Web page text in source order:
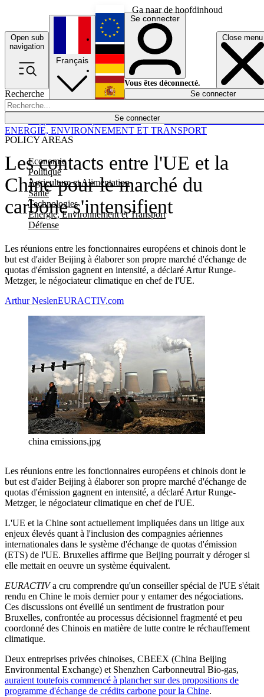
Ga naar de hoofdinhoud
Open sub
navigation
Close menu
Recherche
Se connecter
POLICY AREAS
Economie
Politique
Agriculture et Alimentation
Santé
Technologies
Energie, Environnement et Transport
Défense
Économie
Français
English
Deutsch
Español
Se connecter
Vous êtes déconnecté.
Se connecter
Les contacts entre l'UE et la
Chine pour le marché du
carbone s'intensifient
Les réunions entre les fonctionnaires européens et chinois dont le
but est d'aider Beijing à élaborer son propre marché d'échange de
quotas d'émission gagnent en intensité, a déclaré Artur Runge-
Metzger, le négociateur climatique en chef de l'UE.
ENERGIE, ENVIRONNEMENT ET TRANSPORT
Arthur NeslenEURACTIV.com
china emissions.jpg
Les réunions entre les fonctionnaires européens et chinois dont le
but est d'aider Beijing à élaborer son propre marché d'échange de
quotas d'émission gagnent en intensité, a déclaré Artur Runge-
Metzger, le négociateur climatique en chef de l'UE.
L'UE et la Chine sont actuellement impliquées dans un litige aux
enjeux élevés quant à l'inclusion des compagnies aériennes
internationales dans le système d'échange de quotas d'émission
(ETS) de l'UE. Bruxelles affirme que Beijing pourrait y déroger si
elle mettait en oeuvre un système équivalent.
EURACTIVa cru comprendre qu'un conseiller spécial de l'UE s'était
rendu en Chine le mois dernier pour y entamer des négociations.
Ces discussions ont éveillé un sentiment de frustration pour
Bruxelles, confrontée au processus décisionnel fragmenté et peu
coordonné des Chinois en matière de lutte contre le réchauffement
climatique.
Deux entreprises privées chinoises, CBEEX (China Beijing
Environmental Exchange) et Shenzhen Carbonneutral Bio-gas,
auraient toutefois commencé à plancher sur des propositions de
programme d'échange de crédits carbone pour la Chine.